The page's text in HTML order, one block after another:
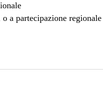
a partecipazione regionale